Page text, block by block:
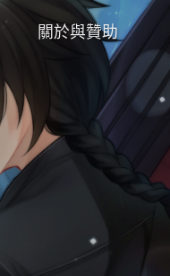
關於與贊助